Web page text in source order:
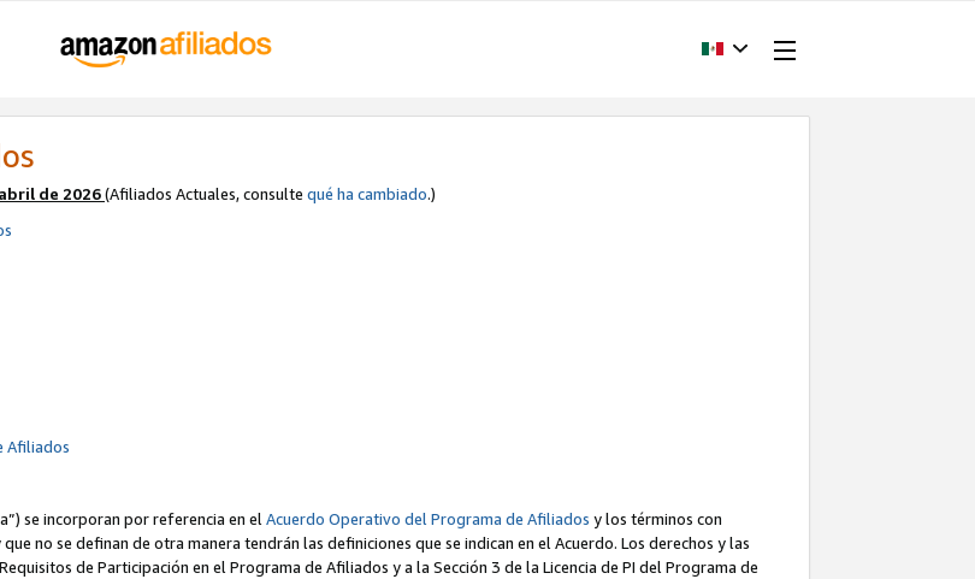
de 2026(Afiliados Actuales, consulte qué ha cambiado.)
Afiliados
se incorporan por referencia en elAcuerdo Operativo del Programa de Afiliados y los términos con
no se definan de otra manera tendrán las definiciones que se indican en el Acuerdo. Los derechos y las
de Participación en el Programa de Afiliados y a la Sección 3 de la Licencia de PI del Programa de